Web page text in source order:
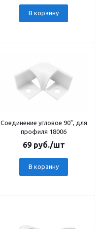
В корзину
Соединение угловое 90", для
профиля 18006
69руб./шт
В корзину